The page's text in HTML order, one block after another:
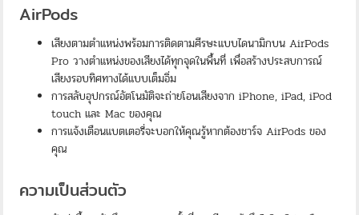
AirPods
เสียงตามตำแหน่งพร้อมการติดตามศีรษะแบบไดนามิกบน AirPods
Pro วางตำแหน่งของเสียงได้ทุกจุดในพื้นที่ เพื่อสร้างประสบการณ์
เสียงรอบทิศทางได้แบบเต็มอิ่ม
การสลับอุปกรณ์อัตโนมัติจะถ่ายโอนเสียงจาก iPhone, iPad, iPod
touch และ Mac ของคุณ
การแจ้งเตือนแบตเตอรี่จะบอกให้คุณรู้หากต้องชาร์จ AirPods ของ
คุณ
ความเป็นส่วนตัว